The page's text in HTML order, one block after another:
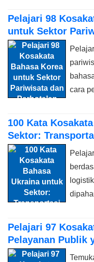
Pelajari 98
untuk Sektor
cara
100 Kata
Sektor:
Pelajari 97
Pelayanan Publik